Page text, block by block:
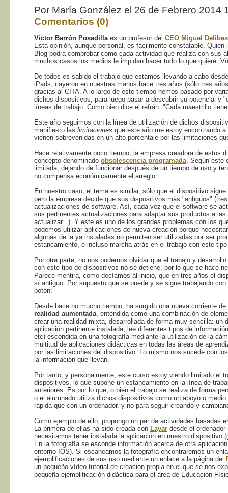
Por María González el 26 de Febrero 2014
Comentarios (0)
Víctor Barrón Posadilla es un profesor del CEO Miguel Delibes
Esta opinión, aunque personal, es fácilmente constatable.
Blog podrá comprobar cómo cada actividad que realiza con sus
muchos casos los medios le impidan hacer todo lo que quiere.
De todos es sabido el trabajo que estamos llevando a cabo
iPads, cayeron en nuestras manos hace tres años (sólo tres
gracias al CITA. A lo largo de este tiempo hemos pasado por
dichos dispositivos, para luego pasar a descubrir su potencial y
líneas de trabajo. Como bien dice el refrán: "Cada maestrillo
Este año seguimos con la línea de utilización de dichos
manifiesto las limitaciones que este año me estoy encontrando
vienen sobrevenidas en un alto porcentaje por las limitaciones
Hace relativamente poco tiempo, la empresa creadora de estos
concepto denominado obsolescencia programada. Según este
limitada, dejando de funcionar después de un tiempo de uso y
no compensa económicamente el arreglo.
En nuestro caso, el tema es similar, sólo que el dispositivo
pero la empresa decide que sus dispositivos más "antiguos"
actualizaciones de software. Así, cada vez que el software se
sus pertinentes actualizaciones para adaptar sus productos a
actualizar...). Y este es uno de los grandes problemas con los
podemos utilizar aplicaciones de nueva creación porque
algunas de la ya instaladas no permiten ser utilizadas por ser
estancamiento, e incluso marcha atrás en el trabajo con este
Por otra parte, no nos podemos olvidar que el trabajo y
con este tipo de dispositivos no se detiene, por lo que se hace
Parece mentira, como decíamos al inicio, que en tres años el
sí antiguo. Por supuesto que se puede y se sigue trabajando
botón:
Desde hace no mucho tiempo, ha surgido una nueva corriente
realidad aumentada, entendida como una combinación de
crear una realidad mixta, desarrollada de forma muy sencilla:
aplicación pertinente instalada, lee diferentes tipos de
etc) escondida en una fotografía mediante la utilización de la
multitud de aplicaciones didácticas en todas las áreas de
por las limitaciones del dispositivo. Lo mismo nos sucede con
la información que llevan.
Por tanto, y personalmente, este curso estoy viendo limitado el
dispositivos, lo que supone un estancamiento en la línea de
anteriores. Es por lo que, o bien el trabajo se realiza de forma
o el alumnado utiliza dichos dispositivos como un apoyo o
rápida que con un ordenador, y no para seguir creando y
Como ejemplo de ello, propongo un par de actividades basadas
La primera de ellas ha sido creada con Layar desde el
necesitamos tener instalada la aplicación en nuestro dispositivo
En la fotografía se esconde información acerca de otra
entorno IOS). Si escaneamos la fotografía encontraremos un
ejemplificaciones de sus uso mediante un enlace a la página del
un pequeño vídeo tutorial de creación propia en el que se nos
pequeña ejemplificación didáctica para el área de Educación